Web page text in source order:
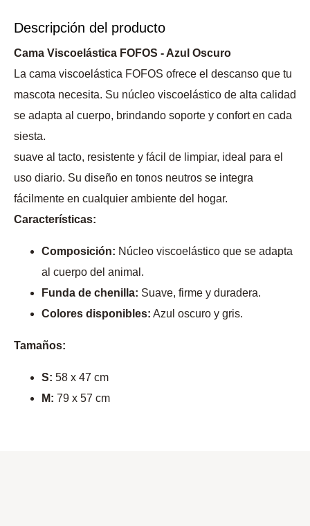
Descripción del producto
Cama Viscoelástica FOFOS - Azul Oscuro
La cama viscoelástica FOFOS ofrece el descanso que tu
mascota necesita. Su núcleo viscoelástico de alta calidad
se adapta al cuerpo, brindando soporte y confort en cada
siesta.
suave al tacto, resistente y fácil de limpiar, ideal para el
uso diario. Su diseño en tonos neutros se integra
fácilmente en cualquier ambiente del hogar.
Características:
Composición: Núcleo viscoelástico que se adapta
al cuerpo del animal.
Funda de chenilla: Suave, firme y duradera.
Colores disponibles: Azul oscuro y gris.
Tamaños:
S: 58 x 47 cm
M: 79 x 57 cm